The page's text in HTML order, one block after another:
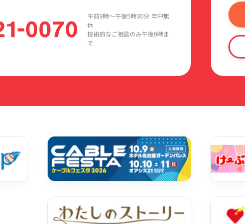
午前9時〜午後5時30分 年中無
休
技術的なご相談のみ午後9時ま
で